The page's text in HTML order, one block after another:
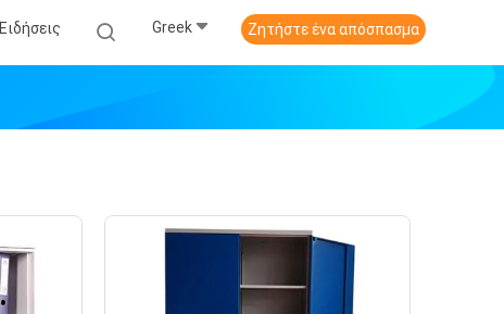
Ειδήσεις Greek Ζητήστε ένα απόσπασμα